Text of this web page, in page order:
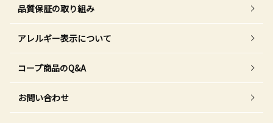
品質保証の取り組み
アレルギー表示について
コープ商品のQ&A
お問い合わせ